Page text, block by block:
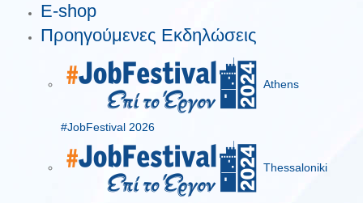
E-shop
Προηγούμενες Εκδηλώσεις
Athens
#JobFestival 2026
Thessaloniki